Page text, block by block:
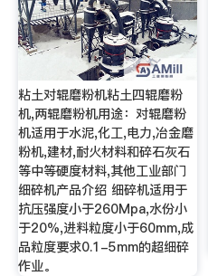
粘土对辊磨粉机粘土四辊磨粉
机,两辊磨粉机用途：对辊磨粉
机适用于水泥,化工,电力,冶金磨
粉机,建材,耐火材料和碎石灰石
等中等硬度材料,其他工业部门
细碎机产品介绍 细碎机适用于
抗压强度小于260Mpa,水份小
于20%,进料粒度小于60mm,成
品粒度要求0.1-5mm的超细碎
作业。